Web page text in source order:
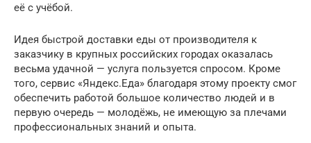
её с учёбой.
Идея быстрой доставки еды от производителя к
заказчику в крупных российских городах оказалась
весьма удачной — услуга пользуется спросом. Кроме
того, сервис «Яндекс.Еда» благодаря этому проекту смог
обеспечить работой большое количество людей и в
первую очередь — молодёжь, не имеющую за плечами
профессиональных знаний и опыта.